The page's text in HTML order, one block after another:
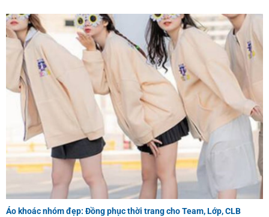
Áo khoác nhóm đẹp: Đồng phục thời trang cho Team, Lớp, CLB